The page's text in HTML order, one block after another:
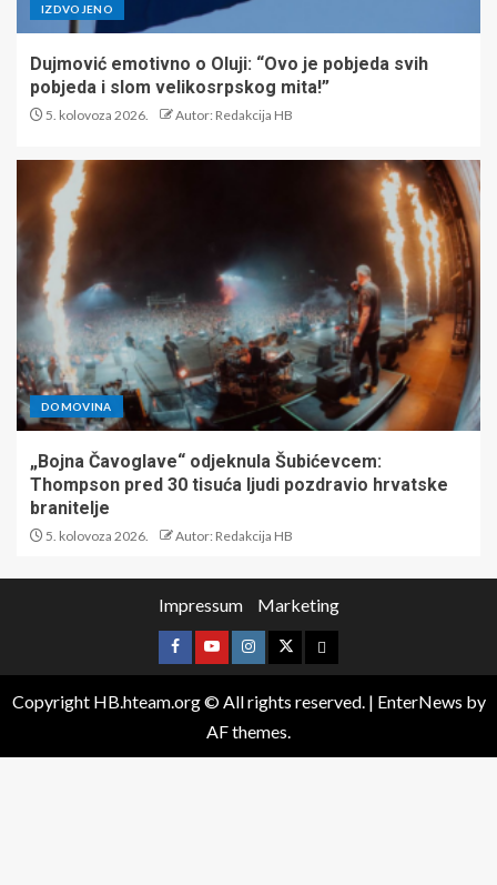
IZDVOJENO
Dujmović emotivno o Oluji: “Ovo je pobjeda svih
pobjeda i slom velikosrpskog mita!”
5. kolovoza 2026. Autor: Redakcija HB
DOMOVINA
„Bojna Čavoglave“ odjeknula Šubićevcem:
Thompson pred 30 tisuća ljudi pozdravio hrvatske
branitelje
5. kolovoza 2026. Autor: Redakcija HB
Impressum Marketing
Copyright HB.hteam.org © All rights reserved. | EnterNews by
AF themes.